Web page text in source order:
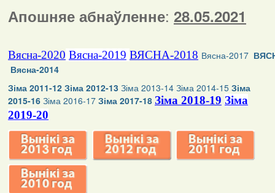
Апошняе абнаўленне: 28.05.2021
Вясна-2020 Вясна-2019 ВЯСНА-2018 Вясна-2017
Вясна-2014
Зіма 2011-12 Зіма 2012-13 Зіма 2013-14 Зіма 2014-15 Зіма
2015-16 Зіма 2016-17 Зіма 2017-18 Зіма 2018-19 Зіма
2019-20